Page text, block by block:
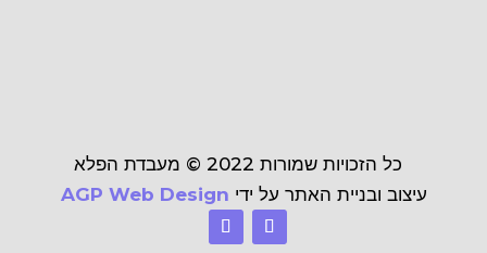
כל הזכויות שמורות 2022 ©
מעבדת הפלא
עיצוב ובניית האתר על ידי AGP Web Design